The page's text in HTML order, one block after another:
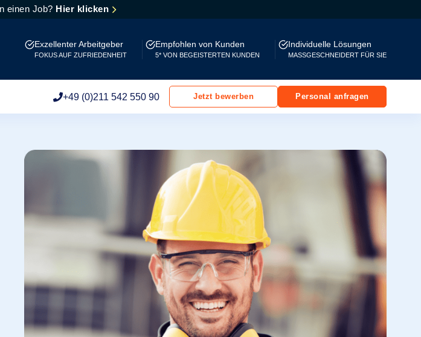
einen Job? Hier klicken
Exzellenter Arbeitgeber
FOKUS AUF ZUFRIEDENHEIT
Empfohlen von Kunden
5* VON BEGEISTERTEN KUNDEN
Individuelle Lösungen
MASSGESCHNEIDERT FÜR SIE
+49 (0)211 542 550 90 Jetzt bewerben Personal anfragen